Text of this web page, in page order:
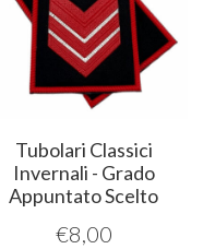
Tubolari Classici
Invernali - Grado
Appuntato Scelto
€8,00